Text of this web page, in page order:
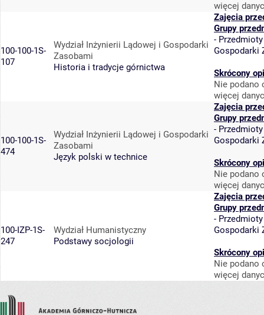
więcej
100-100-1S-
107
Wydział Inżynierii Lądowej i Gospodarki
Zasobami
Historia i tradycje górnictwa
Zajęcia
Grupy
-
Gospodarki
Skrócony
Nie podano
więcej
100-100-1S-
474
Wydział Inżynierii Lądowej i Gospodarki
Zasobami
Język polski w technice
Zajęcia
Grupy
-
Gospodarki
Skrócony
Nie podano
więcej
100-IZP-1S-
247
Wydział Humanistyczny
Podstawy socjologii
Zajęcia
Grupy
-
Gospodarki
Skrócony
Nie podano
więcej